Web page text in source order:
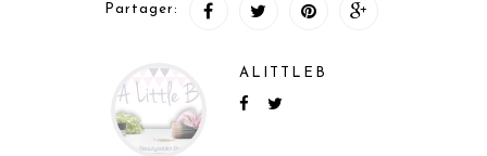
Partager:
ALITTLEB